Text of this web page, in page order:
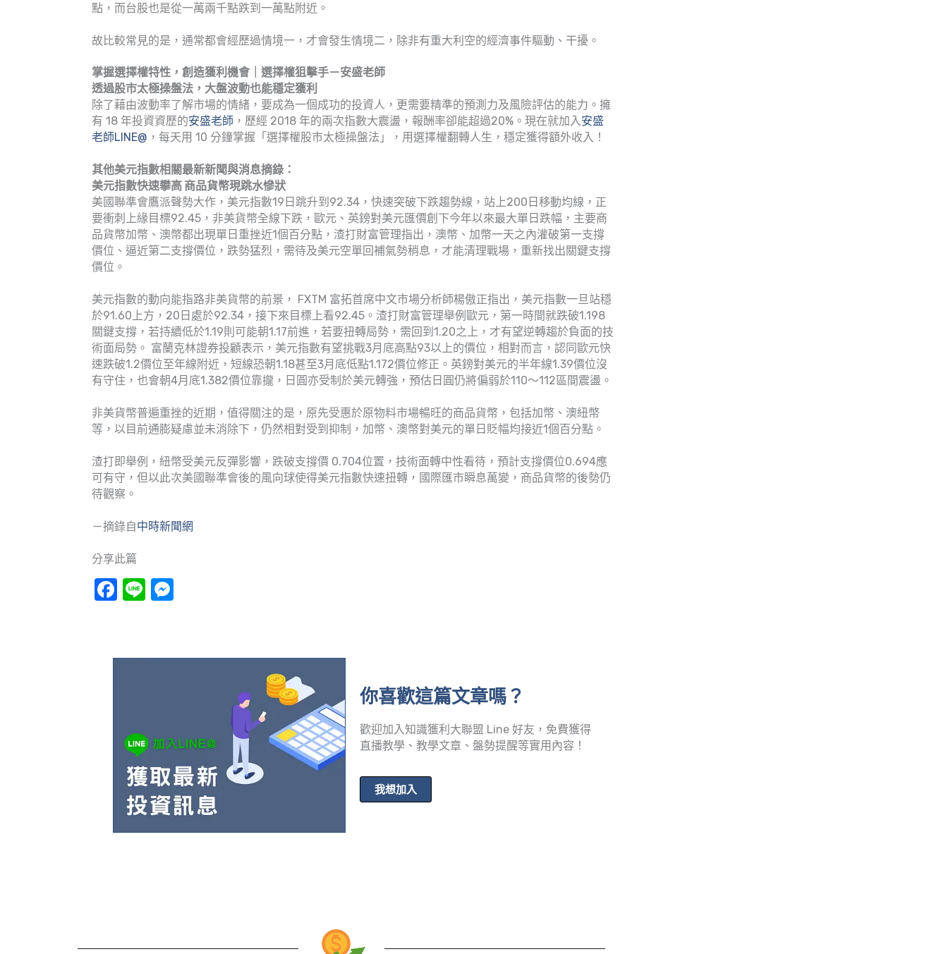
點，而台股也是從一萬兩千點跌到一萬點附近。
故比較常見的是，通常都會經歷過情境一，才會發生情境二，除非有重大利空的經濟事件驅動、干擾。
掌握選擇權特性，創造獲利機會｜選擇權狙擊手－安盛老師
透過股市太極操盤法，大盤波動也能穩定獲利
除了藉由波動率了解市場的情緒，要成為一個成功的投資人，更需要精準的預測力及風險評估的能力。擁
有 18 年投資資歷的安盛老師 ，歷經 2018 年的兩次指數大震盪，報酬率卻能超過20%。現在就加入安盛
老師LINE@ ，每天用 10 分鐘掌握「選擇權股市太極操盤法」，用選擇權翻轉人生，穩定獲得額外收入！
其他美元指數相關最新新聞與消息摘錄：
美元指數快速攀高 商品貨幣現跳水慘狀
美國聯準會鷹派聲勢大作，美元指數19日跳升到92.34，快速突破下跌趨勢線，站上200日移動均線，正
要衝刺上緣目標92.45，非美貨幣全線下跌，歐元、英鎊對美元匯價創下今年以來最大單日跌幅，主要商
品貨幣加幣、澳幣都出現單日重挫近1個百分點，渣打財富管理指出，澳幣、加幣一天之內灌破第一支撐
價位、逼近第二支撐價位，跌勢猛烈，需待及美元空單回補氣勢稍息，才能清理戰場，重新找出關鍵支撐
價位。
美元指數的動向能指路非美貨幣的前景， FXTM 富拓首席中文市場分析師楊傲正指出，美元指數一旦站穩
於91.60上方，20日處於92.34，接下來目標上看92.45。渣打財富管理舉例歐元，第一時間就跌破1.198
關鍵支撐，若持續低於1.19則可能朝1.17前進，若要扭轉局勢，需回到1.20之上，才有望逆轉趨於負面的技
術面局勢。 富蘭克林證券投顧表示，美元指數有望挑戰3月底高點93以上的價位，相對而言，認同歐元快
速跌破1.2價位至年線附近，短線恐朝1.18甚至3月底低點1.172價位修正。英鎊對美元的半年線1.39價位沒
有守住，也會朝4月底1.382價位靠攏，日圓亦受制於美元轉強，預估日圓仍將偏弱於110～112區間震盪。
非美貨幣普遍重挫的近期，值得關注的是，原先受惠於原物料市場暢旺的商品貨幣，包括加幣、澳紐幣
等，以目前通膨疑慮並未消除下，仍然相對受到抑制，加幣、澳幣對美元的單日貶幅均接近1個百分點。
渣打即舉例，紐幣受美元反彈影響，跌破支撐價 0.704位置，技術面轉中性看待，預計支撐價位0.694應
可有守，但以此次美國聯準會後的風向球使得美元指數快速扭轉，國際匯市瞬息萬變，商品貨幣的後勢仍
待觀察。
－摘錄自中時新聞網
分享此篇
Facebook
Line
你喜歡這篇文章嗎？
歡迎加入知識獲利大聯盟 Line 好友，免費獲得
直播教學、教學文章、盤勢提醒等實用內容！
我想加入